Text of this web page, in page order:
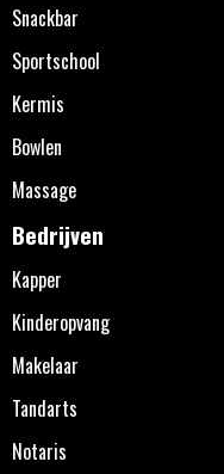
Snackbar
Sportschool
Kermis
Bowlen
Massage
Bedrijven
Kapper
Kinderopvang
Makelaar
Tandarts
Notaris